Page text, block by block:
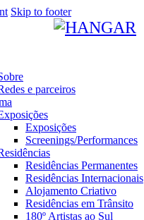
Skip to footer
e parceiros
Exposições
Screenings/Performances
Residências Permanentes
Residências Internacionais
Alojamento Criativo
Residências em Trânsito
180º Artistas ao Sul